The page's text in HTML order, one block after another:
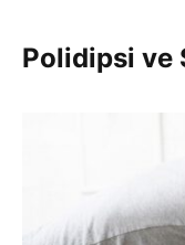
Polidipsi ve